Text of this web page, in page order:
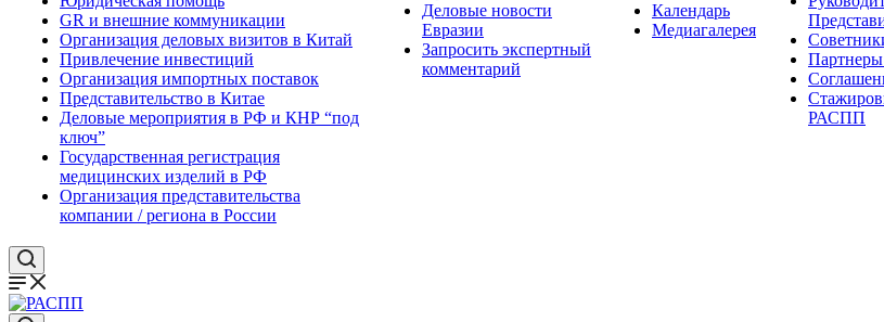
GR и внешние коммуникации
Организация деловых визитов в Китай
Привлечение инвестиций
Организация импортных поставок
Представительство в Китае
Деловые мероприятия в РФ и КНР “под
ключ”
Государственная регистрация
медицинских изделий в РФ
Организация представительства
компании / региона в России
Деловые новости
Евразии
Запросить экспертный
комментарий
Календарь
Медиагалерея
РАСПП